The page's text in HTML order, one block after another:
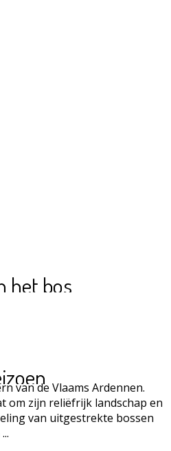
het bos
van de Vlaams Ardennen.
om zijn reliëfrijk landschap en
van uitgestrekte bossen